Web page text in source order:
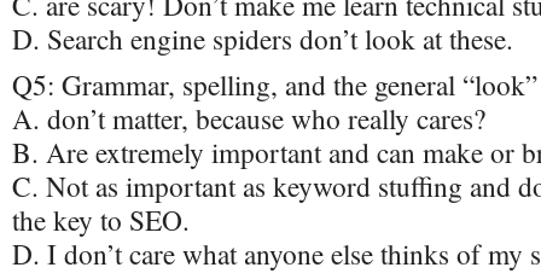
D. Search engine spiders don’t look at these.
Q5: Grammar, spelling, and the general
A. don’t matter, because who really cares?
B. Are extremely important and can make or
C. Not as important as keyword stuffing and
the key to SEO.
D. I don’t care what anyone else thinks of my